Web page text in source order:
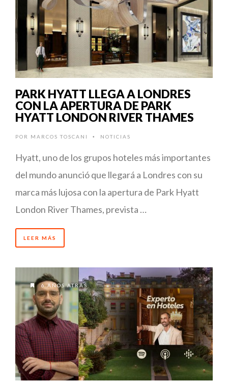
PARK HYATT LLEGA A LONDRES
CON LA APERTURA DE PARK
HYATT LONDON RIVER THAMES
POR MARCOS TOSCANI • NOTICIAS
Hyatt, uno de los grupos hoteles más importantes
del mundo anunció que llegará a Londres con su
marca más lujosa con la apertura de Park Hyatt
London River Thames, prevista …
LEER MÁS
6 AÑOS ATRÁS